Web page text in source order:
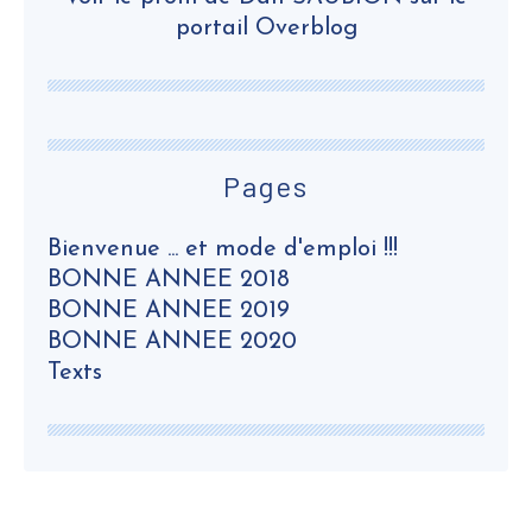
Pages
Bienvenue ... et mode d'emploi !!!
BONNE ANNEE 2018
BONNE ANNEE 2019
BONNE ANNEE 2020
Texts
portail Overblog